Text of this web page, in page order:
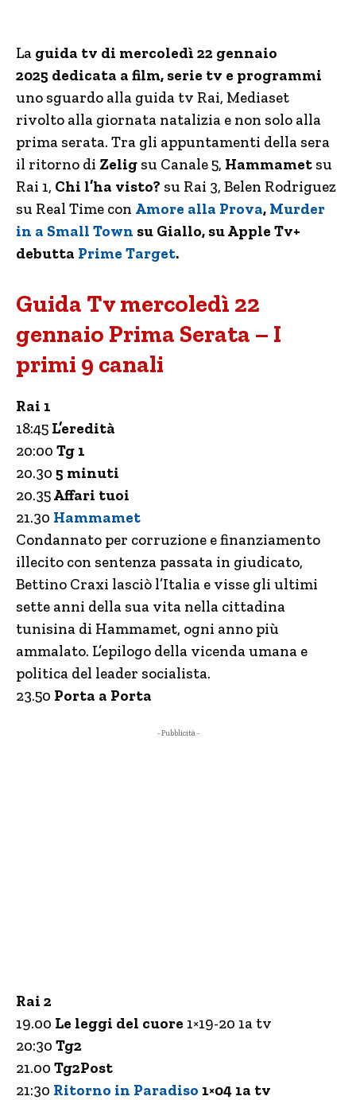
La guida tv di mercoledì 22 gennaio
2025 dedicata a film, serie tv e programmi
uno sguardo alla guida tv Rai, Mediaset
rivolto alla giornata natalizia e non solo alla
prima serata. Tra gli appuntamenti della sera
il ritorno di Zelig su Canale 5, Hammamet su
Rai 1, Chi l’ha visto? su Rai 3, Belen Rodriguez
su Real Time con Amore alla Prova, Murder
in a Small Town su Giallo, su Apple Tv+
debutta Prime Target.
Guida Tv mercoledì 22
gennaio Prima Serata – I
primi 9 canali
Rai 1
18:45 L’eredità
20:00 Tg 1
20.30 5 minuti
20.35Affari tuoi
21.30 Hammamet
Condannato per corruzione e finanziamento
illecito con sentenza passata in giudicato,
Bettino Craxi lasciò l’Italia e visse gli ultimi
sette anni della sua vita nella cittadina
tunisina di Hammamet, ogni anno più
ammalato. L’epilogo della vicenda umana e
politica del leader socialista.
23.50 Porta a Porta
- Pubblicità -
Rai 2
19.00 Le leggi del cuore 1×19-20 1a tv
20:30 Tg2
21.00 Tg2Post
21:30 Ritorno in Paradiso 1×04 1a tv